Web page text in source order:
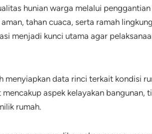
hunian warga melalui
tahan cuaca, serta ramah
menjadi kunci utama agar
menyiapkan data rinci terkait kondisi
aspek kelayakan bangunan,
rumah.